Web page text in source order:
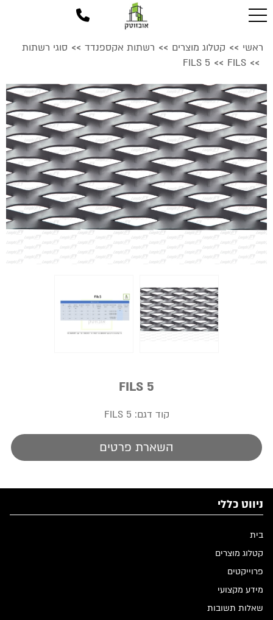
ראשי >> קטלוג מוצרים >> רשתות אקספנדד >> סוגי רשתות
>>
FILS
>>
FILS 5
FILS 5
קוד דגם: FILS 5
השארת פרטים
ניווט כללי
בית
קטלוג מוצרים
פרוייקטים
מידע מקצועי
שאלות תשובות